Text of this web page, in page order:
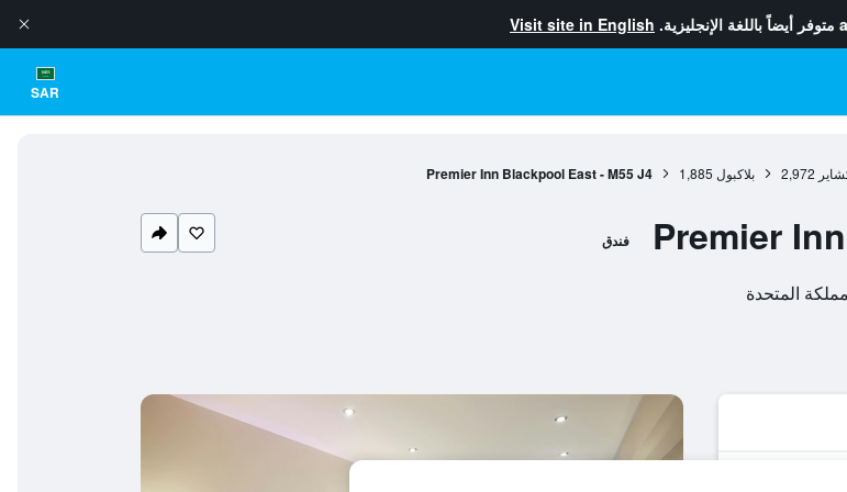
متوفر أيضاً باللغة الإنجليزية. Visit site in English
SAR
2,972 بلاكبول 1,885
Premier Inn Blackpool East - M55 J4
Premier فندق